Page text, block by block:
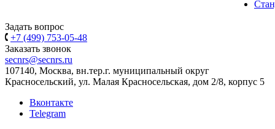
Задать вопрос
+7 (499) 753-05-48
Заказать звонок
secnrs@secnrs.ru
107140, Москва, вн.тер.г. муниципальный округ
Красносельский, ул. Малая Красносельская, дом 2/8, корпус 5
Вконтакте
Telegram